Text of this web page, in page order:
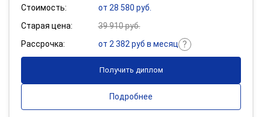
Стоимость:
от 28 580 руб.
Старая цена:
39 910 руб.
Рассрочка:
от 2 382 руб в месяц
Получить диплом
Подробнее